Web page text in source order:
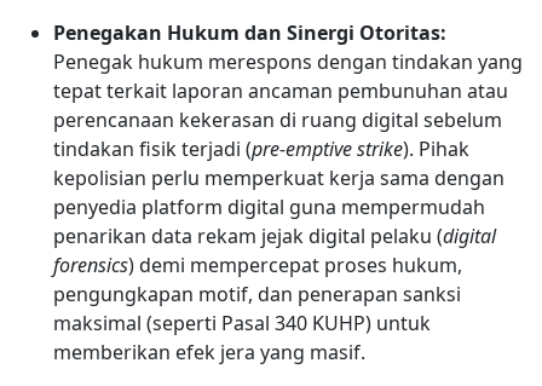
Penegakan Hukum dan Sinergi Otoritas:
Penegak hukum merespons dengan tindakan yang
tepat terkait laporan ancaman pembunuhan atau
perencanaan kekerasan di ruang digital sebelum
tindakan fisik terjadi (pre-emptive strike). Pihak
kepolisian perlu memperkuat kerja sama dengan
penyedia platform digital guna mempermudah
penarikan data rekam jejak digital pelaku (digital
forensics) demi mempercepat proses hukum,
pengungkapan motif, dan penerapan sanksi
maksimal (seperti Pasal 340 KUHP) untuk
memberikan efek jera yang masif.